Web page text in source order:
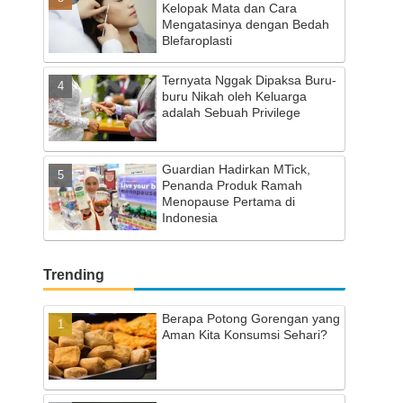
Kelopak Mata dan Cara
Mengatasinya dengan Bedah
Blefaroplasti
Ternyata Nggak Dipaksa Buru-
buru Nikah oleh Keluarga
adalah Sebuah Privilege
Guardian Hadirkan MTick,
Penanda Produk Ramah
Menopause Pertama di
Indonesia
Trending
Berapa Potong Gorengan yang
Aman Kita Konsumsi Sehari?